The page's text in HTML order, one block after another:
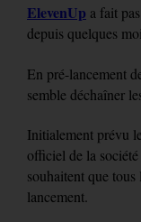
ElevenUp a fait
depuis quelques
En pré-lancement
semble déchaîner
Initialement prévu
officiel de la
souhaitent que
lancement.